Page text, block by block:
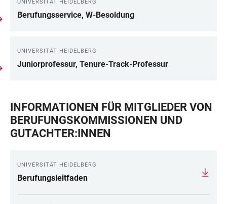
UNIVERSITÄT HEIDELBERG
Berufungsservice, W-Besoldung
UNIVERSITÄT HEIDELBERG
Juniorprofessur, Tenure-Track-Professur
INFORMATIONEN FÜR MITGLIEDER VON
BERUFUNGSKOMMISSIONEN UND
GUTACHTER:INNEN
UNIVERSITÄT HEIDELBERG
Berufungsleitfaden